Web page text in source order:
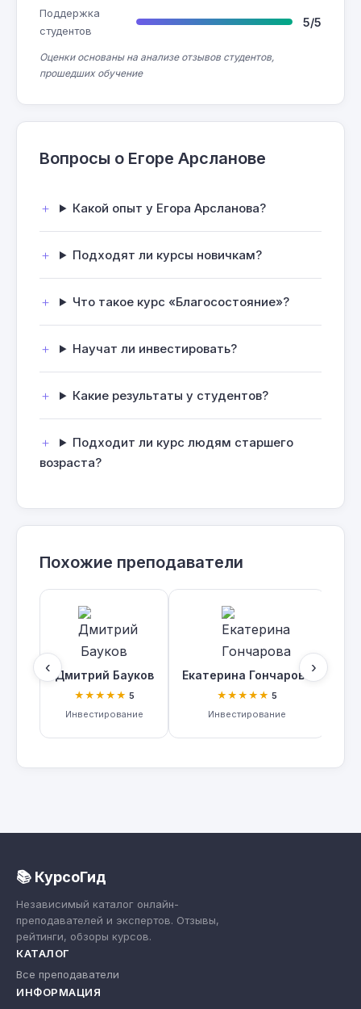
Поддержка
студентов
5/5
Оценки основаны на анализе отзывов студентов,
прошедших обучение
Вопросы о Егоре Арсланове
Какой опыт у Егора Арсланова?
Подходят ли курсы новичкам?
Что такое курс «Благосостояние»?
Научат ли инвестировать?
Какие результаты у студентов?
Подходит ли курс людям старшего
возраста?
Похожие преподаватели
‹ Дмитрий Бауков
★★★★★ 5
Инвестирование
Екатерина Гончарова
★★★★★ 5
Инвестирование
›
📚 КурсоГид
Независимый каталог онлайн-
преподавателей и экспертов. Отзывы,
рейтинги, обзоры курсов.
КАТАЛОГ
Все преподаватели
ИНФОРМАЦИЯ